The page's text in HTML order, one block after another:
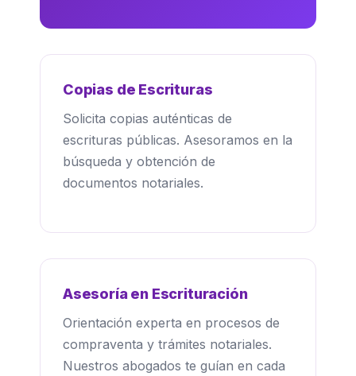
Copias de Escrituras
Solicita copias auténticas de
escrituras públicas. Asesoramos en la
búsqueda y obtención de
documentos notariales.
Asesoría en Escrituración
Orientación experta en procesos de
compraventa y trámites notariales.
Nuestros abogados te guían en cada